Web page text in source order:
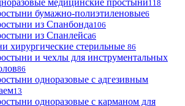
медицинские простыни118
бумажно-полиэтиленовые6
из Спанбонда106
из Спанлейса6
хирургические стерильные 86
и чехлы для инструментальных
86
одноразовые с адгезивным
13
одноразовые с карманом для